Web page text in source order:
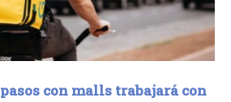
con malls trabajará con